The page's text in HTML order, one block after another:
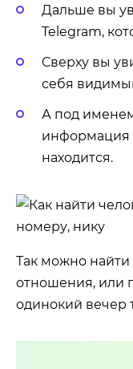
Дальше вы
Telegram,
Сверху вы
себя
А под
информация
находится.
Так можно
отношения, или
одинокий вечер